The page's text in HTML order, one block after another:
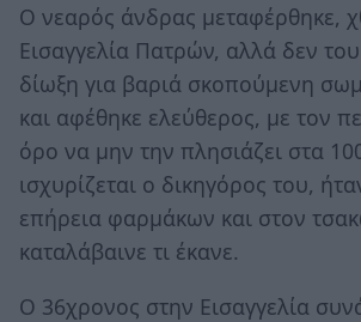
Ο νεαρός άνδρας μεταφέρθηκε,
Εισαγγελία Πατρών, αλλά δεν
δίωξη για βαριά σκοπούμενη
και αφέθηκε ελεύθερος, με τον
όρο να μην την πλησιάζει στα
ισχυρίζεται ο δικηγόρος του,
επήρεια φαρμάκων και στον
καταλάβαινε τι έκανε.
Ο 36χρονος στην Εισαγγελία